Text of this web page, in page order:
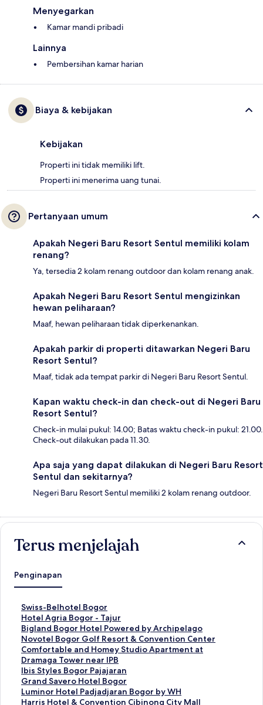
Menyegarkan
Kamar mandi pribadi
Lainnya
Pembersihan kamar harian
Biaya & kebijakan
Kebijakan
Properti ini tidak memiliki lift.
Properti ini menerima uang tunai.
Pertanyaan umum
Apakah Negeri Baru Resort Sentul memiliki kolam
renang?
Ya, tersedia 2 kolam renang outdoor dan kolam renang anak.
Apakah Negeri Baru Resort Sentul mengizinkan
hewan peliharaan?
Maaf, hewan peliharaan tidak diperkenankan.
Apakah parkir di properti ditawarkan Negeri Baru
Resort Sentul?
Maaf, tidak ada tempat parkir di Negeri Baru Resort Sentul.
Kapan waktu check-in dan check-out di Negeri Baru
Resort Sentul?
Check-in mulai pukul: 14.00; Batas waktu check-in pukul: 21.00.
Check-out dilakukan pada 11.30.
Apa saja yang dapat dilakukan di Negeri Baru Resort
Sentul dan sekitarnya?
Negeri Baru Resort Sentul memiliki 2 kolam renang outdoor.
Terus menjelajah
Penginapan
Swiss-Belhotel Bogor
T
a
u
t
a
n
S
t
a
n
Hotel Agria Bogor - Tajur
T
a
u
t
a
n
S
t
a
Bigland Bogor Hotel Powered by Archipelago
T
a
u
t
a
n
S
t
Novotel Bogor Golf Resort & Convention Center
T
a
u
t
a
n
S
Comfortable and Homey Studio Apartment at
Dramaga Tower near IPB
T
a
u
t
a
n
Ibis Styles Bogor Pajajaran
T
a
u
t
Grand Savero Hotel Bogor
T
a
u
Luminor Hotel Padjadjaran Bogor by WH
T
a
Harris Hotel & Convention Cibinong City Mall
T